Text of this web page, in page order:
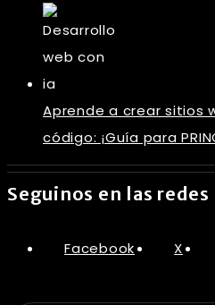
Aprende a crear sitios
código: ¡Guía para
Seguinos en las redes
Facebook X